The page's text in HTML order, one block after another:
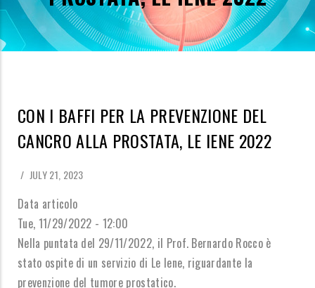
CON I BAFFI PER LA PREVENZIONE DEL
CANCRO ALLA PROSTATA, LE IENE 2022
/ JULY 21, 2023
Data articolo
Tue, 11/29/2022 - 12:00
Nella puntata del 29/11/2022, il Prof. Bernardo Rocco è
stato ospite di un servizio di Le Iene, riguardante la
prevenzione del tumore prostatico.